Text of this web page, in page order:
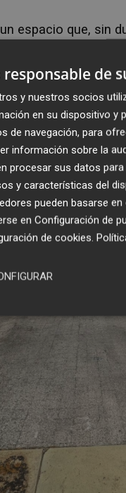
espacio que, sin
Fernández.
responsable de
y nuestros socios
en su dispositivo y
de navegación, para
información sobre la
procesar sus datos
y características del
pueden basarse
en Configuración de
de cookies.